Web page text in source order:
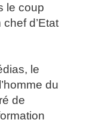
le coup
chef d’Etat
le
du
de